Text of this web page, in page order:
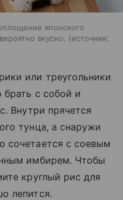
японского
вкусно.
источник:
или треугольники
брать с собой и
Внутри прячется
тунца, а снаружи
сочетается с соевым
имбирем. Чтобы
круглый рис для
лепится.